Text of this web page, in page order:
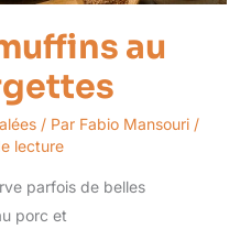
au
/ Par Fabio Mansouri /
lecture
parfois de belles
porc et